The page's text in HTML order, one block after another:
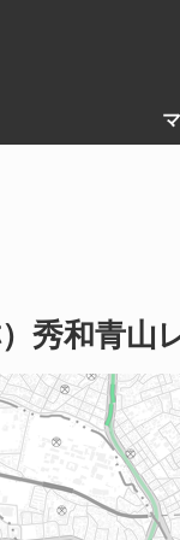
）秀和青